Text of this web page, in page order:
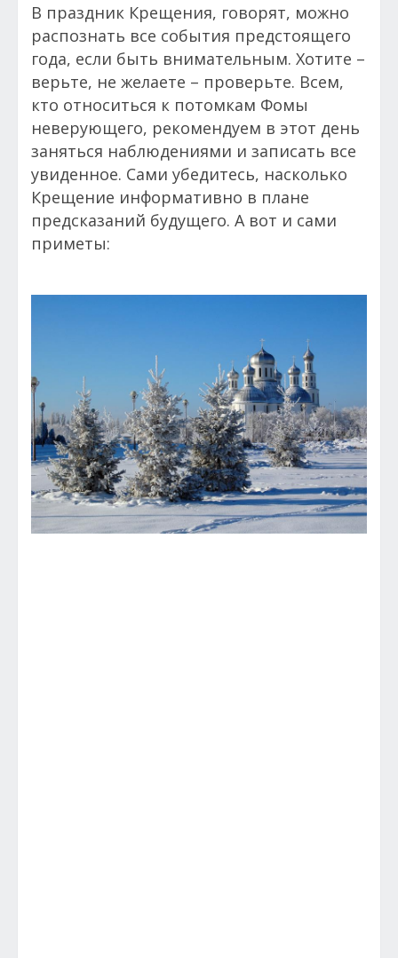
В праздник Крещения, говорят, можно
распознать все события предстоящего
года, если быть внимательным. Хотите –
верьте, не желаете – проверьте. Всем,
кто относиться к потомкам Фомы
неверующего, рекомендуем в этот день
заняться наблюдениями и записать все
увиденное. Сами убедитесь, насколько
Крещение информативно в плане
предсказаний будущего. А вот и сами
приметы: